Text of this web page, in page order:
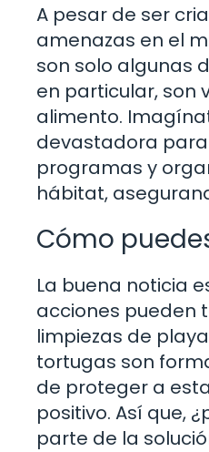
A pesar de ser
amenazas en el
son solo algunas
en particular, son
alimento.
devastadora para
programas y
hábitat,
Cómo
La buena noticia
acciones pueden
limpiezas de
tortugas son
de proteger a
positivo. Así que,
parte de la